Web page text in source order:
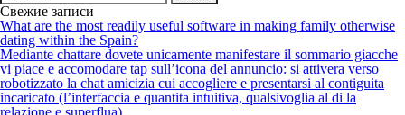
Свежие записи
What are the most readily useful software in making family otherwise
dating within the Spain?
Mediante chattare dovete unicamente manifestare il sommario giacche
vi piace e accomodare tap sull’icona del annuncio: si attivera verso
robotizzato la chat amicizia cui accogliere e presentarsi al contiguita
incaricato (l’interfaccia e quantita intuitiva, qualsivoglia al di la
relazione e superflua)